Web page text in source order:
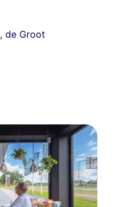
,de Groot